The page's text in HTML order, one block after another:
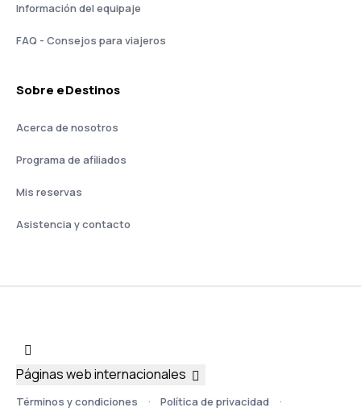
Información del equipaje
FAQ - Consejos para viajeros
Sobre eDestinos
Acerca de nosotros
Programa de afiliados
Mis reservas
Asistencia y contacto
Términos y condiciones Política de privacidad
Páginas web internacionales